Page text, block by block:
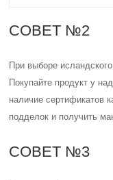
СОВЕТ №2
При выборе
Покупайте продукт у
наличие сертификатов
подделок и получить
СОВЕТ №3